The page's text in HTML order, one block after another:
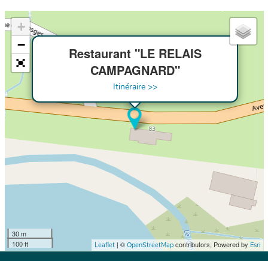
Restaurant "LE RELAIS
CAMPAGNARD"
Itinéraire >>
×
+
−
30 m
100 ft
Leaflet| © OpenStreetMapcontributors, Powered by Esri